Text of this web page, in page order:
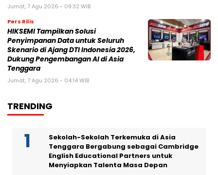
Jumat, 7 Agu 2026 - 09:32 WIB
Pers Rilis
HIKSEMI Tampilkan Solusi
Penyimpanan Data untuk Seluruh
Skenario di Ajang DTI Indonesia 2026,
Dukung Pengembangan AI di Asia
Tenggara
Jumat, 7 Agu 2026 - 04:14 WIB
TRENDING
Sekolah-Sekolah Terkemuka di Asia
Tenggara Bergabung sebagai Cambridge
English Educational Partners untuk
Menyiapkan Talenta Masa Depan